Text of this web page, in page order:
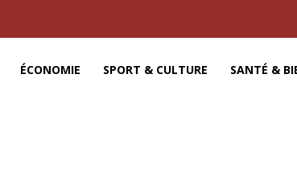
ÉCONOMIE SPORT & CULTURE SANTÉ &